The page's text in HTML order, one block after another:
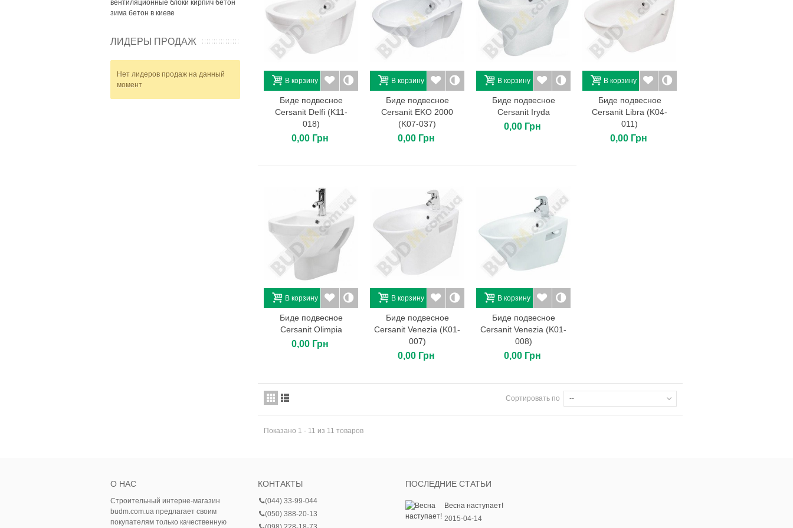
вентиляционные блоки кирпич бетон
зима бетон в киеве
ЛИДЕРЫ ПРОДАЖ
Нет лидеров продаж на данный
момент
В корзину
Биде подвесное
Cersanit Delfi (K11-
018)
0,00 Грн
В корзину
Биде подвесное
Cersanit EKO 2000
(K07-037)
0,00 Грн
В корзину
Биде подвесное
Cersanit Iryda
0,00 Грн
В корзину
Биде подвесное
Cersanit Libra (K04-
011)
0,00 Грн
В корзину
Биде подвесное
Cersanit Olimpia
0,00 Грн
В корзину
Биде подвесное
Cersanit Venezia (K01-
007)
0,00 Грн
В корзину
Биде подвесное
Cersanit Venezia (K01-
008)
0,00 Грн
Сортировать по --
Показано 1 - 11 из 11 товаров
О НАС
Строительный интерне-магазин
budm.com.ua предлагает своим
покупателям только качественную
КОНТАКТЫ
(044) 33-99-044
(050) 388-20-13
ПОСЛЕДНИЕ СТАТЬИ
Весна наступает!
2015-04-14